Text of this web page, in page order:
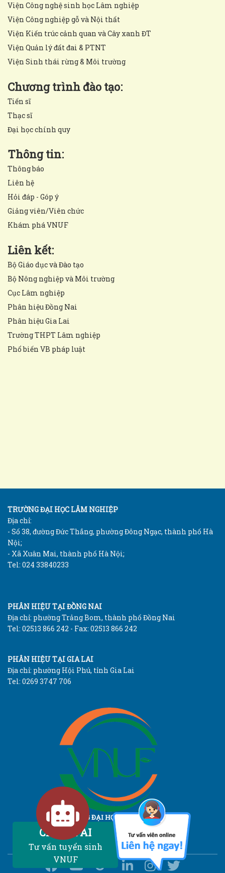
Viện Công nghệ sinh học Lâm nghiệp
Viện Công nghiệp gỗ và Nội thất
Viện Kiến trúc cảnh quan và Cây xanh ĐT
Viện Quản lý đất đai & PTNT
Viện Sinh thái rừng & Môi trường
Chương trình đào tạo:
Tiến sĩ
Thạc sĩ
Đại học chính quy
Thông tin:
Thông báo
Liên hệ
Hỏi đáp - Góp ý
Giảng viên/Viên chức
Khám phá VNUF
Liên kết:
Bộ Giáo dục và Đào tạo
Bộ Nông nghiệp và Môi trường
Cục Lâm nghiệp
Phân hiệu Đồng Nai
Phân hiệu Gia Lai
Trường THPT Lâm nghiệp
Phổ biến VB pháp luật
TRƯỜNG ĐẠI HỌC LÂM NGHIỆP
Địa chỉ:
- Số 38, đường Đức Thắng, phường Đông Ngạc, thành phố Hà
Nội;
- Xã Xuân Mai, thành phố Hà Nội;
Tel: 024 33840233
PHÂN HIỆU TẠI ĐỒNG NAI
Địa chỉ: phường Trảng Bom, thành phố Đồng Nai
Tel: 02513 866 242 - Fax: 02513 866 242
PHÂN HIỆU TẠI GIA LAI
Địa chỉ: phường Hội Phú, tỉnh Gia Lai
Tel: 0269 3747 706
TRƯỜNG ĐẠI HỌC LÂM NGHIỆP
Vietnam National University of Forestry
Chatbot AI
Tư vấn tuyển sinh
VNUF